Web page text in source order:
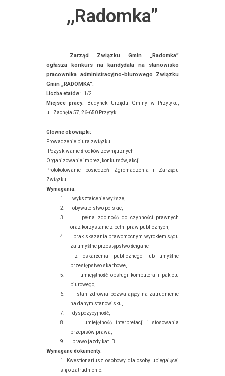
,,Radomka”
Zarząd Związku Gmin „Radomka”
ogłasza konkurs na kandydata na stanowisko
pracownika administracyjno-biurowego Związku
Gmin „RADOMKA”.
Liczba etatów : 1/2
Miejsce pracy:
Budynek Urzędu Gminy w Przytyku,
ul. Zachęta 57, 26-650 Przytyk
Główne obowiązki:
Prowadzenie biura związku
·
Pozyskiwanie środków zewnętrznych
Organizowanie imprez, konkursów, akcji
Protokołowanie posiedzeń Zgromadzenia i Zarządu
Związku.
Wymagania:
1.
wykształcenie wyższe,
2.
obywatelstwo polskie,
3.
pełna zdolność do czynności prawnych
oraz korzystanie z pełni praw publicznych,
4.
brak skazania prawomocnym wyrokiem sądu
za umyślne przestępstwo ścigane
z oskarżenia publicznego lub umyślne
przestępstwo skarbowe,
5.
umiejętność obsługi komputera i pakietu
biurowego,
6.
stan zdrowia pozwalający na zatrudnienie
na danym stanowisku,
7.
dyspozycyjność,
8.
umiejętność interpretacji i stosowania
przepisów prawa,
9.
prawo jazdy kat. B.
Wymagane dokumenty:
1. Kwestionariusz osobowy dla osoby ubiegającej
się o zatrudnienie.